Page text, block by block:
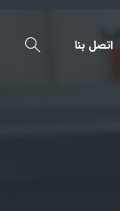
اتصل بنا